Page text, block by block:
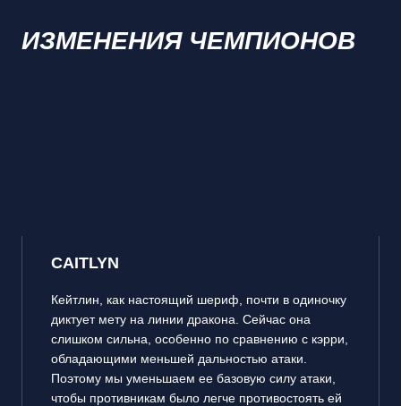
ИЗМЕНЕНИЯ ЧЕМПИОНОВ
CAITLYN
Кейтлин, как настоящий шериф, почти в одиночку
диктует мету на линии дракона. Сейчас она
слишком сильна, особенно по сравнению с кэрри,
обладающими меньшей дальностью атаки.
Поэтому мы уменьшаем ее базовую силу атаки,
чтобы противникам было легче противостоять ей